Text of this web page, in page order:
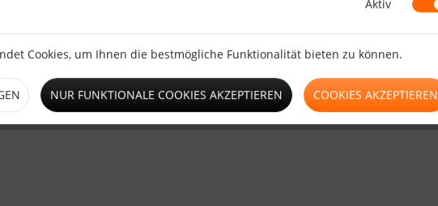
Aktiv
Cookies, um Ihnen die bestmögliche Funktionalität bieten zu können.
NUR FUNKTIONALE COOKIES AKZEPTIEREN COOKIES AKZEPTIEREN